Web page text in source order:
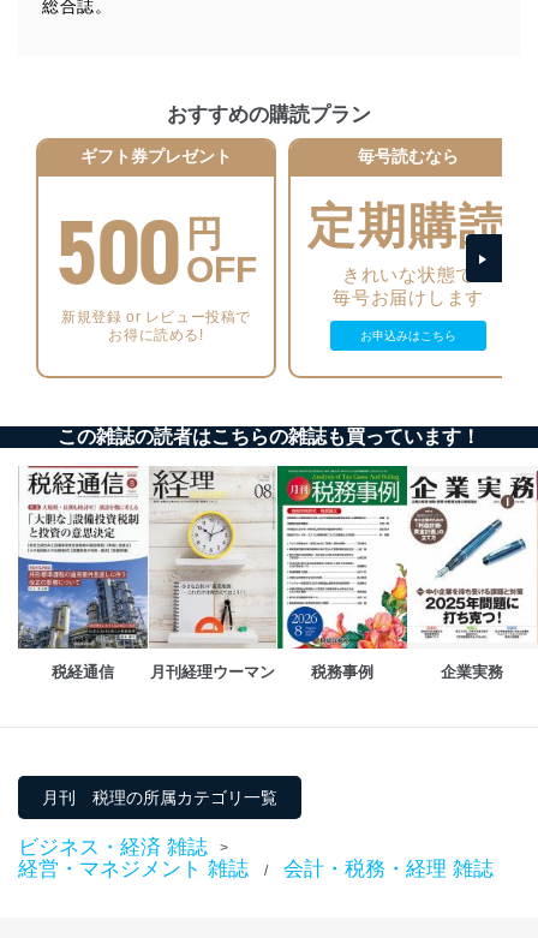
個人情報の安全管理措置
に、下記セキュリティ対策をはじめとする安全対策を実
施し、個人情報の漏えい、滅失またはき損の防止及び是
正に努めます。
アクセス制御
個人データを取り扱うことのできる機器及び当該
機器を取り扱う従業者を明確化し、 個人データへ
機器に標準装備されているユーザー制御機能（ユ
ーザーアカウント制御）により、個人情報データ
ベース等を取り扱う情報システムを使用する従業
者を識別・認証しています。
外部からの不正アクセス等の防止
個人データを取り扱う機器等のオペレーティング
システムを最新の状態に保持しています。
個人データを取り扱う機器等にセキュリティ対策
ソフトウェア等を導入し、自動更新 機能等の活用
により、これを最新状態としています。
個人情報保護マネジメントシステムの継続的改善
当社は、内部監査及びマネジメントレビューの機会を通
じて、個人情報保護マネジメントシステムを継続的に改
総合誌。
おすすめの購読プラン
ギフト券プレゼント
500 円
OFF
新規登録 or レビュー投稿で
お得に読める!
毎号読むなら
定期購読
きれいな状態で
毎号お届けします
お申込みはこちら
この雑誌の読者はこちらの雑誌も買っています！
税経通信 月刊経理ウーマン 税務事例 企業実務
月刊 税理の所属カテゴリ一覧
ビジネス・経済 雑誌 >
経営・マネジメント 雑誌 / 会計・税務・経理 雑誌